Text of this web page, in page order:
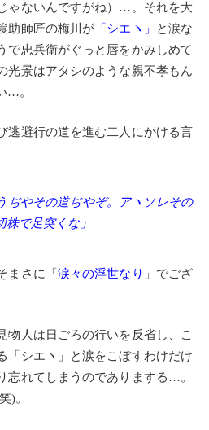
ゃないんですがね）…。それを大
助師匠の梅川が 「シエヽ」
と涙な
で忠兵衛がぐっと唇をかみしめて
光景はアタシのような親不孝もん
…。
逃避行の道を進む二人にかける言
ぢやその道ぢやぞ。アヽソレその
で足突くな」
まさに「 涙々の浮世なり 」でござ
物人は日ごろの行いを反省し、こ
「シエヽ」と涙をこぼすわけだけ
忘れてしまうのでありまする…。
)。